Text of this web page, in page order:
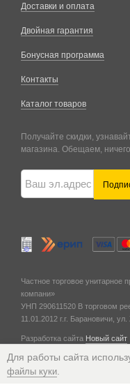
Доставки и оплата
Двойная гарантия
Бонусная программа
Контакты
Каталог товаров
Получайте скидки,
магазина. Обещаем,
Частное торговое унитарное
компани»
УНП 290611520 В торговом
11.01.2012 г. г. Барановичи, ул.
Разработка сайта Новый сайт
Для работы сайта
файлы куки